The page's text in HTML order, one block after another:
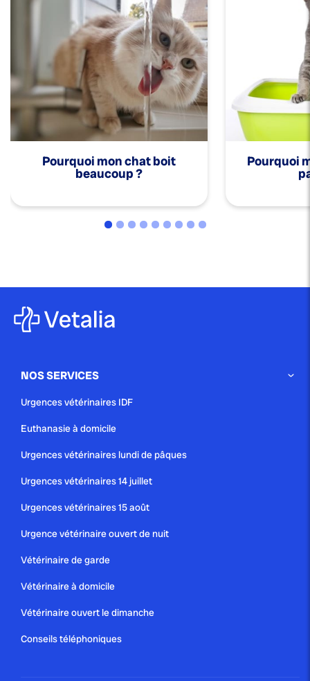
Pourquoi mon chat boit
beaucoup ?
Pourquoi
NOS SERVICES
Urgences vétérinaires IDF
Euthanasie à domicile
Urgences vétérinaires lundi de pâques
Urgences vétérinaires 14 juillet
Urgences vétérinaires 15 août
Urgence vétérinaire ouvert de nuit
Vétérinaire de garde
Vétérinaire à domicile
Vétérinaire ouvert le dimanche
Conseils téléphoniques